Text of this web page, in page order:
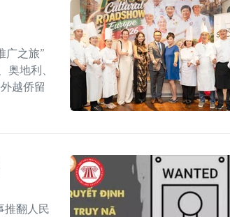
广之旅”
地利、
越侨留
推翻人民